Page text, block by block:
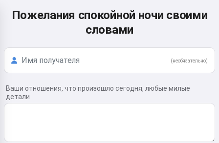
Пожелания спокойной ночи своими
словами
(необязательно)
Ваши отношения, что произошло сегодня, любые милые
детали